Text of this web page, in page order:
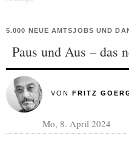
5.000 NEUE AMTSJOBS UND
Paus und Aus – das
VON FRITZ
Mo, 8. April 2024